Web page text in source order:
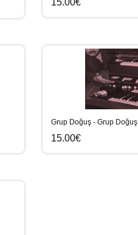
15.00€
Grup Doğuş - Grup Doğuş
15.00€